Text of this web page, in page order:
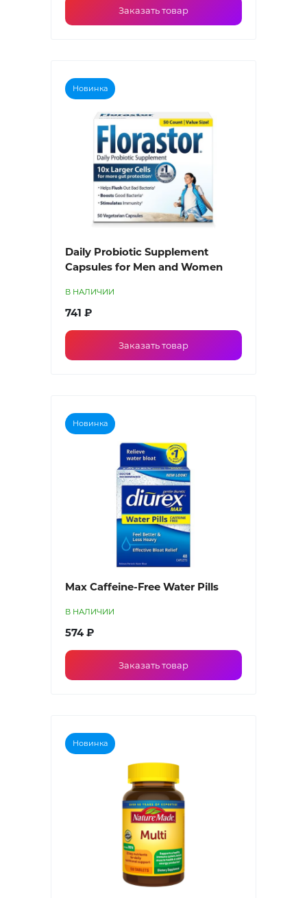
Заказать товар
Новинка
Daily Probiotic Supplement
Capsules for Men and Women
В НАЛИЧИИ
741 ₽
Заказать товар
Новинка
Max Caffeine-Free Water Pills
В НАЛИЧИИ
574 ₽
Заказать товар
Новинка